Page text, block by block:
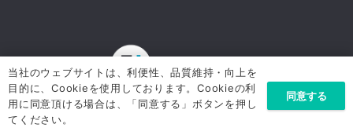
当社のウェブサイトは、利便性、品質維持・向上を
目的に、Cookieを使用しております。Cookieの利
用に同意頂ける場合は、「同意する」ボタンを押し
てください。
同意する